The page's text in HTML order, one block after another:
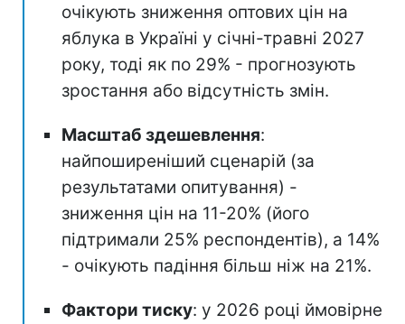
очікують зниження оптових цін на
яблука в Україні у січні-травні 2027
року, тоді як по 29% - прогнозують
зростання або відсутність змін.
Масштаб здешевлення:
найпоширеніший сценарій (за
результатами опитування) -
зниження цін на 11-20% (його
підтримали 25% респондентів), а 14%
- очікують падіння більш ніж на 21%.
Фактори тиску: у 2026 році ймовірне